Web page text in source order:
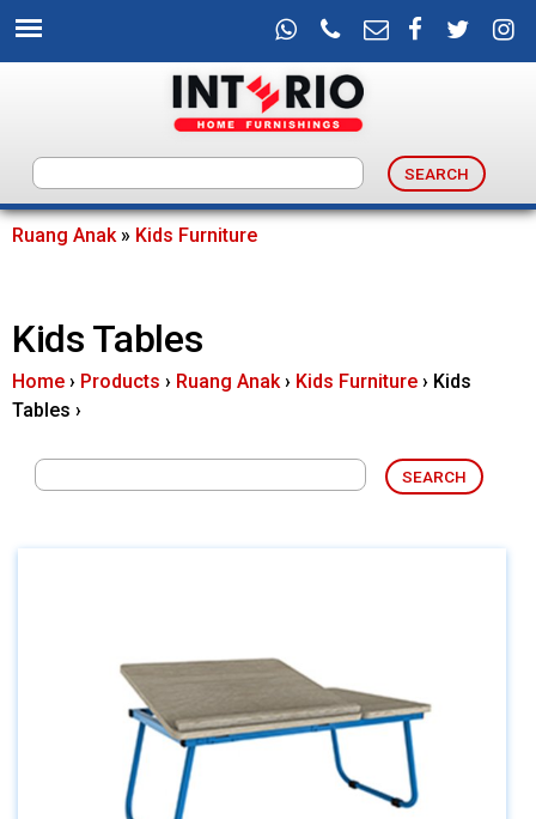
to
main
content
n
e
r
here
Ruang Anak» Kids Furniture
Kids Tables
Home › Products › Ruang Anak › Kids Furniture › Kids
Tables ›